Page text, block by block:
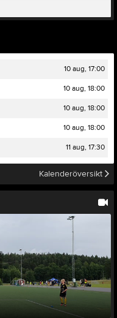
10 aug, 17:00
10 aug, 18:00
10 aug, 18:00
10 aug, 18:00
11 aug, 17:30
Kalenderöversikt